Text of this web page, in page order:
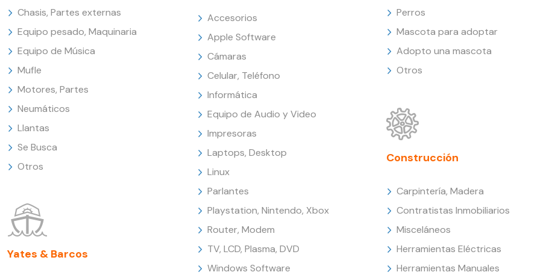
Chasis, Partes externas
Equipo pesado, Maquinaria
Equipo de Música
Mufle
Motores, Partes
Neumáticos
Llantas
Se Busca
Otros
Yates & Barcos
Accesorios
Apple Software
Cámaras
Celular, Teléfono
Informática
Equipo de Audio y Video
Impresoras
Laptops, Desktop
Linux
Parlantes
Playstation, Nintendo, Xbox
Router, Modem
TV, LCD, Plasma, DVD
Windows Software
Perros
Mascota para adoptar
Adopto una mascota
Otros
Construcción
Carpintería, Madera
Contratistas Inmobiliarios
Misceláneos
Herramientas Eléctricas
Herramientas Manuales